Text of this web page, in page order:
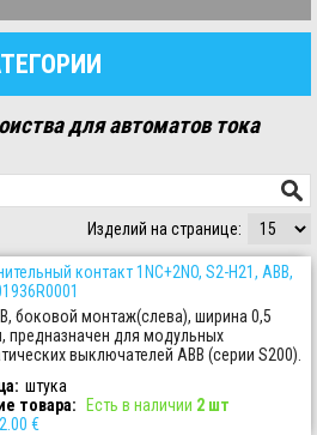
для автоматов тока
Изделий на странице:
контакт 1NC+2NO, S2-H21, ABB,
боковой монтаж(слева), ширина 0,5
предназначен для модульных
выключателей ABB (серии S200).
штука
товара: Есть в наличии 2 шт
2.00 €